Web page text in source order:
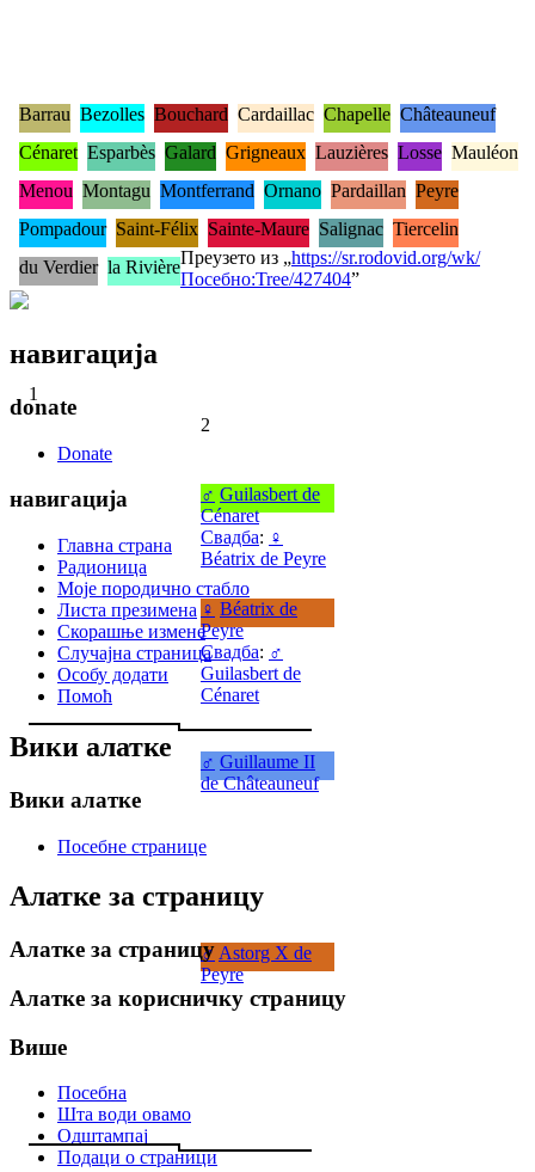
1
2
♂ Guilasbert de
Cénaret
Свадба: ♀
Béatrix de Peyre
♀ Béatrix de
Peyre
Свадба: ♂
Guilasbert de
Cénaret
♂ Guillaume II
de Châteauneuf
♂ Astorg X de
Peyre
Barrau Bezolles Bouchard Cardaillac Chapelle Châteauneuf
Cénaret Esparbès Galard Grigneaux Lauzières Losse Mauléon
Menou Montagu Montferrand Ornano Pardaillan Peyre
Pompadour Saint-Félix Sainte-Maure Salignac Tiercelin
du Verdier la RivièreПреузето из „https://sr.rodovid.org/wk/
Посебно:Tree/427404”
навигација
donate
Donate
навигација
Главна страна
Радионица
Моје породично стабло
Листа презимена
Скорашње измене
Случајна страница
Особу додати
Помоћ
Вики алатке
Вики алатке
Посебне странице
Алатке за страницу
Алатке за страницу
Алатке за корисничку страницу
Више
Посебна
Шта води овамо
Одштампај
Подаци о страници